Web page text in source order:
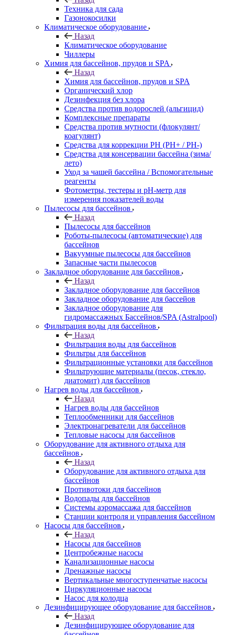
Техника для сада
Газонокосилки
Климатическое оборудование
Назад
Климатическое оборудование
Чиллеры
Химия для бассейнов, прудов и SPA
Назад
Химия для бассейнов, прудов и SPA
Органический хлор
Дезинфекция без хлора
Средства против водорослей (альгицид)
Комплексные препараты
Средства против мутности (флокулянт/
коагулянт)
Средства для коррекции PH (PH+ / PH-)
Средства для консервации бассейна (зима/
лето)
Уход за чашей бассейна / Вспомогательные
реагенты
Фотометры, тестеры и рН-метр для
измерения показателей воды
Пылесосы для бассейнов
Назад
Пылесосы для бассейнов
Роботы-пылесосы (автоматические) для
бассейнов
Вакуумные пылесосы для бассейнов
Запасные части пылесосов
Закладное оборудование для бассейнов
Назад
Закладное оборудование для бассейнов
Закладное оборудование для бассейов
Закладное оборудование для
гидромассажных Бассейнов/SPA (Astralpool)
Фильтрация воды для бассейнов
Назад
Фильтрация воды для бассейнов
Фильтры для бассейнов
Фильтрационные установки для бассейнов
Фильтрующие материалы (песок, стекло,
диатомит) для бассейнов
Нагрев воды для бассейнов
Назад
Нагрев воды для бассейнов
Теплообменники для бассейнов
Электронагреватели для бассейнов
Тепловые насосы для бассейнов
Оборудование для активного отдыха для
бассейнов
Назад
Оборудование для активного отдыха для
бассейнов
Противотоки для бассейнов
Водопады для бассейнов
Системы аэромассажа для бассейнов
Станции контроля и управления бассейном
Насосы для бассейнов
Назад
Насосы для бассейнов
Центробежные насосы
Канализационные насосы
Дренажные насосы
Вертикальные многоступенчатые насосы
Циркуляционные насосы
Насос для колодца
Дезинфицирующее оборудование для бассейнов
Назад
Дезинфицирующее оборудование для